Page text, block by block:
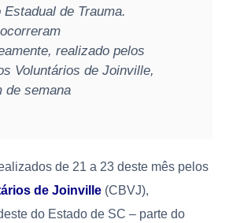
Estadual de Trauma.
realizado pelos
Voluntários de Joinville,
de semana
de 21 a 23 deste mês pelos
de Joinville (CBVJ),
do Estado de SC – parte do